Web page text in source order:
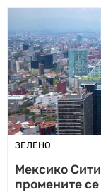
ЗЕЛЕНО
Мексико
промените се